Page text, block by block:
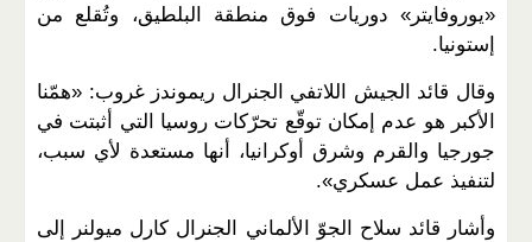
«يوروفايتر» دوريات فوق منطقة البلطيق، وتُقلع من
إستونيا.
وقال قائد الجيش اللاتفي الجنرال ريموندز غروب: «همّنا
الأكبر هو عدم إمكان توقّع تحرّكات روسيا التي أثبتت في
جورجيا والقرم وشرق أوكرانيا، أنها مستعدة لأي سبب،
لتنفيذ عمل عسكري».
وأشار قائد سلاح الجوّ الألماني الجنرال كارل ميولنر إلى